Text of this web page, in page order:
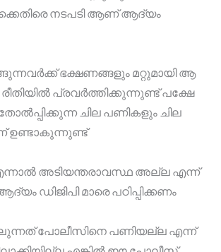
നടപടി ആണ് ആദ്യം
ഭക്ഷണങ്ങളും മറ്റുമായി ആ
പ്രവർത്തിക്കുന്നുണ്ട് പക്ഷേ
ചില പണികളും ചില
ഉണ്ടാകുന്നുണ്ട്
അടിയന്തരാവസ്ഥ അല്ല എന്ന്
ഡിജിപി മാരെ പഠിപ്പിക്കണം
പോലീസിനെ പണിയല്ല എന്ന്